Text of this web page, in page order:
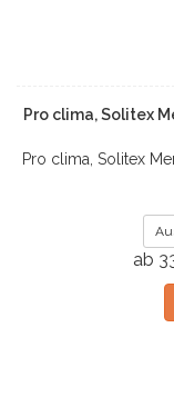
Pro clima, Solitex
Pro clima, Solitex
ab